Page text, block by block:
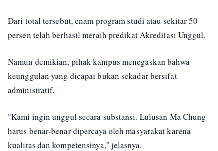
Dari total tersebut, enam program studi atau sekitar 50
persen telah berhasil meraih predikat Akreditasi Unggul.
Namun demikian, pihak kampus menegaskan bahwa
keunggulan yang dicapai bukan sekadar bersifat
administratif.
"Kami ingin unggul secara substansi. Lulusan Ma Chung
harus benar-benar dipercaya oleh masyarakat karena
kualitas dan kompetensinya," jelasnya.